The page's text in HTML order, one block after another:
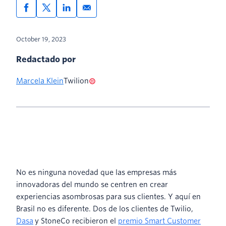
October 19, 2023
Redactado por
Marcela KleinTwilion
No es ninguna novedad que las empresas más
innovadoras del mundo se centren en crear
experiencias asombrosas para sus clientes. Y aquí en
Brasil no es diferente. Dos de los clientes de Twilio,
Dasa y StoneCo recibieron el premio Smart Customer